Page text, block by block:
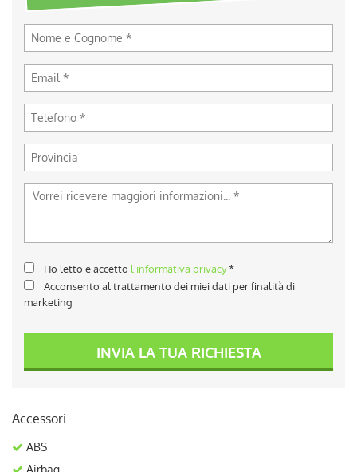
Ho letto e accetto l'informativa privacy*
Acconsento al trattamento dei miei dati per finalità di
marketing
INVIA LA TUA RICHIESTA
Accessori
ABS